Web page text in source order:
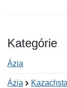
Kategórie
Ázia
Ázia